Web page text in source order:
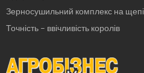
Зерносушильний комплекс на щепі
Точність – ввічливість королів